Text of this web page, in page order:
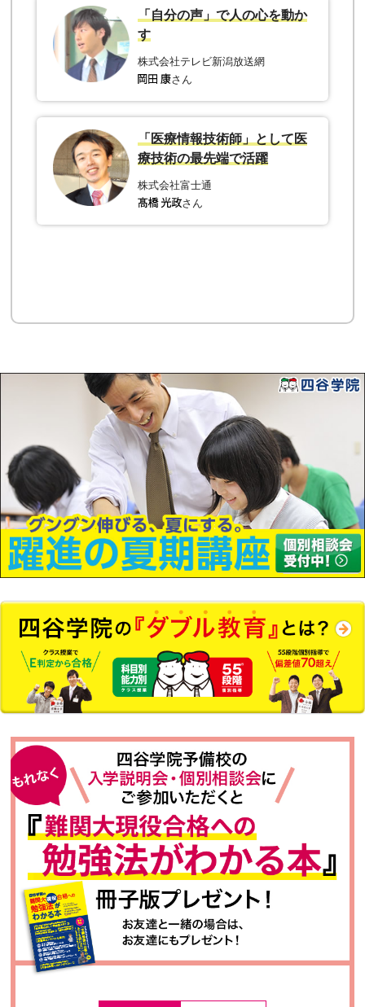
「自分の声」で人の心を動か
す
株式会社テレビ新潟放送網
さん
「医療情報技術師」として医
療技術の最先端で活躍
株式会社富士通
さん